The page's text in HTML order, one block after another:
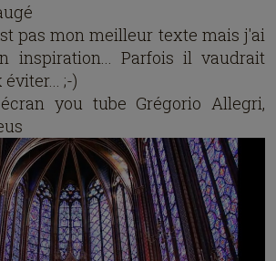
pas mon meilleur texte mais j'ai
inspiration... Parfois il vaudrait
;-)
you tube Grégorio Allegri,